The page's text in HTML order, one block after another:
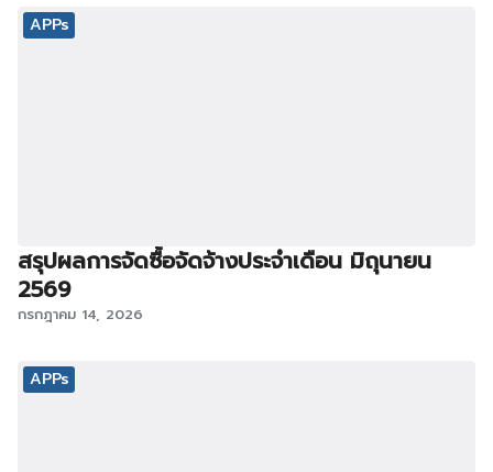
APPs
สรุปผลการจัดซื้อจัดจ้างประจำเดือน มิถุนายน
2569
กรกฎาคม 14, 2026
APPs